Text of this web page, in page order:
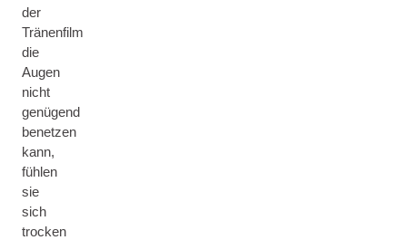
der
Tränenfilm
die
Augen
nicht
genügend
benetzen
kann,
fühlen
sie
sich
trocken